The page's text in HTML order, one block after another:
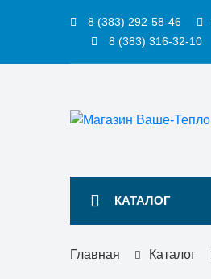
8 (383) 292-58-46
8 (383) 316-32-10
КАТАЛОГ
Главная Каталог